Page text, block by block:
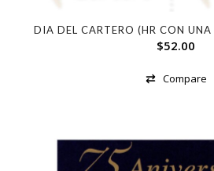
DIA DEL CARTERO (HR CON
$52.00
Compare